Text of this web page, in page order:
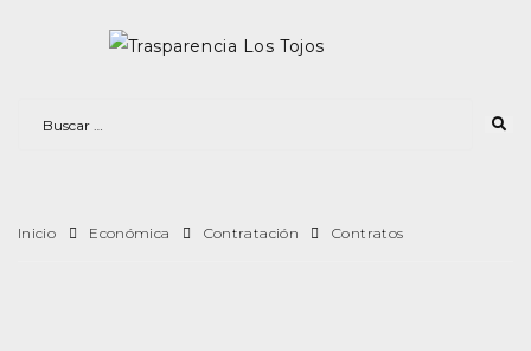
Inicio Económica Contratación Contratos